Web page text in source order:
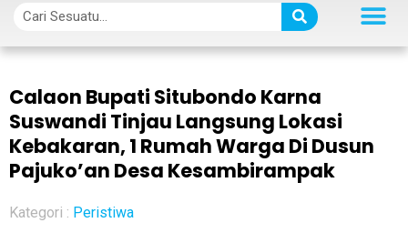
Calaon Bupati Situbondo Karna
Suswandi Tinjau Langsung Lokasi
Kebakaran, 1 Rumah Warga Di Dusun
Pajuko’an Desa Kesambirampak
Kategori : Peristiwa